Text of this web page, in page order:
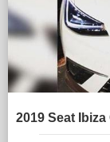
2019 Seat